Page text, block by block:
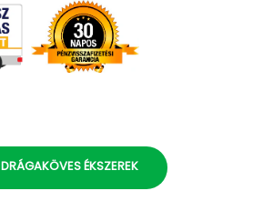
DRÁGAKÖVES ÉKSZEREK